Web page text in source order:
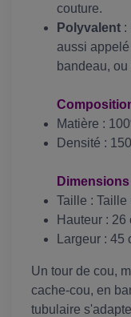
couture.
Polyvalent :
aussi
bandeau,
Matière :
Densité :
Dimensions
Taille : Taille
Hauteur : 26
Largeur : 45
Un tour de cou,
cache-cou, en
tubulaire